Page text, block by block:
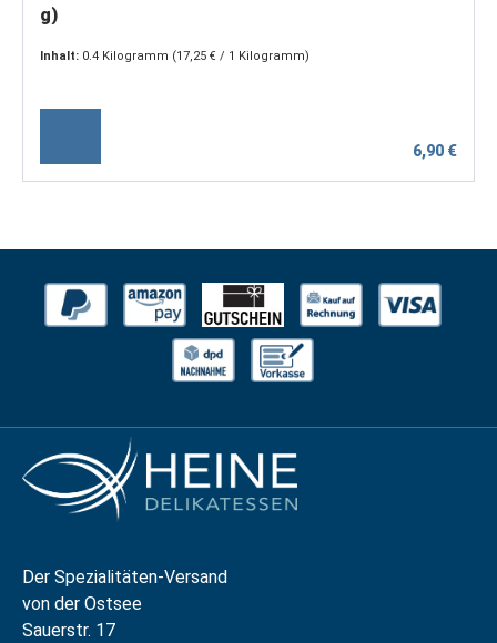
g)
Inhalt: 0.4 Kilogramm (17,25 € / 1 Kilogramm)
6,90 €
Der Spezialitäten-Versand
von der Ostsee
Sauerstr. 17